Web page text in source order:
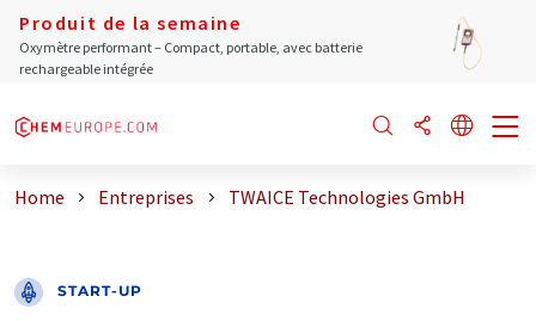
Produit de la semaine
Oxymètre performant – Compact, portable, avec batterie
rechargeable intégrée
Home Entreprises TWAICE Technologies GmbH
START-UP